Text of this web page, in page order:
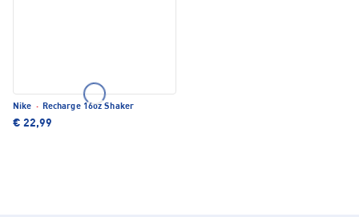
Nike · Recharge 16oz Shaker
€ 22,99